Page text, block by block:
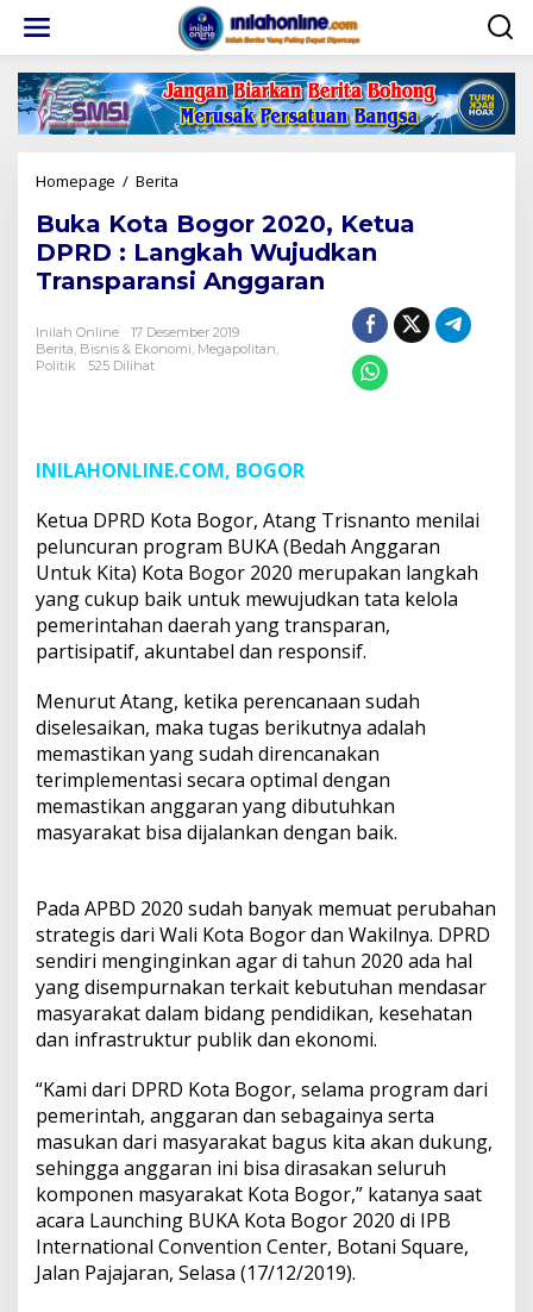
konten
Homepage / Berita
Bogor
2020,
Ketua
DPRD
Langkah
Wujudkan
Buka Kota Bogor 2020, Ketua
DPRD : Langkah Wujudkan
Transparansi Anggaran
Inilah Online
17 Desember 2019
Berita Bisnis & Ekonomi Megapolitan
Politik
525 Dilihat
INILAHONLINE.COM, BOGOR
Ketua DPRD Kota Bogor, Atang Trisnanto menilai
peluncuran program BUKA (Bedah Anggaran
Untuk Kita) Kota Bogor 2020 merupakan langkah
yang cukup baik untuk mewujudkan tata kelola
pemerintahan daerah yang transparan,
partisipatif, akuntabel dan responsif.
Menurut Atang, ketika perencanaan sudah
diselesaikan, maka tugas berikutnya adalah
memastikan yang sudah direncanakan
terimplementasi secara optimal dengan
memastikan anggaran yang dibutuhkan
masyarakat bisa dijalankan dengan baik.
Pada APBD 2020 sudah banyak memuat perubahan
strategis dari Wali Kota Bogor dan Wakilnya. DPRD
sendiri menginginkan agar di tahun 2020 ada hal
yang disempurnakan terkait kebutuhan mendasar
masyarakat dalam bidang pendidikan, kesehatan
dan infrastruktur publik dan ekonomi.
“Kami dari DPRD Kota Bogor, selama program dari
pemerintah, anggaran dan sebagainya serta
masukan dari masyarakat bagus kita akan dukung,
sehingga anggaran ini bisa dirasakan seluruh
komponen masyarakat Kota Bogor,” katanya saat
acara Launching BUKA Kota Bogor 2020 di IPB
International Convention Center, Botani Square,
Jalan Pajajaran, Selasa (17/12/2019).